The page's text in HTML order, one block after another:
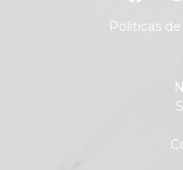
Políticas